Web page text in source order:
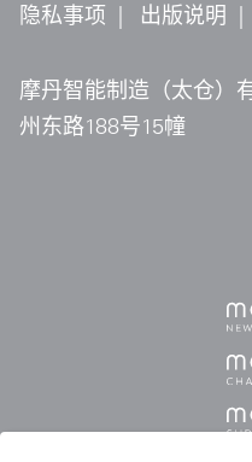
隐私事项 出版说明
摩丹智能制造（太仓）
州东路188号15幢